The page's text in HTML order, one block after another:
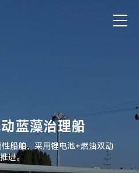
蓝藻治理船
船舶，采用锂电池+燃油双动
进。